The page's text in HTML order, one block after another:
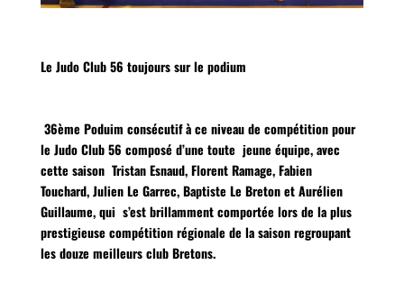
Le Judo Club 56 toujours sur le podium
36ème Poduim consécutif à ce niveau de compétition pour
le Judo Club 56 composé d’une toute jeune équipe, avec
cette saison Tristan Esnaud, Florent Ramage, Fabien
Touchard, Julien Le Garrec, Baptiste Le Breton et Aurélien
Guillaume, qui s’est brillamment comportée lors de la plus
prestigieuse compétition régionale de la saison regroupant
les douze meilleurs club Bretons.